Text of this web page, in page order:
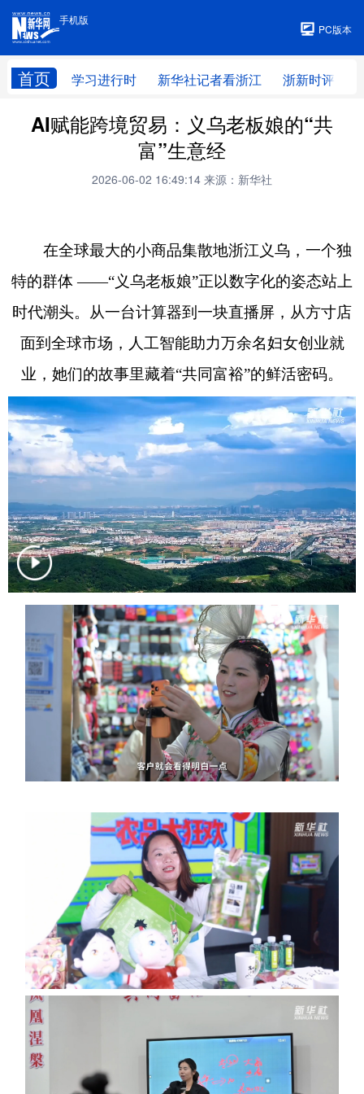
手机版
PC版本
首页 学习进行时 新华社记者看浙江 浙新时评
手机版
AI赋能跨境贸易：义乌老板娘的“共
富”生意经
2026-06-02 16:49:14 来源：新华社
在全球最大的小商品集散地浙江义乌，一个独
特的群体 ——“义乌老板娘”正以数字化的姿态站上
时代潮头。从一台计算器到一块直播屏，从方寸店
面到全球市场，人工智能助力万余名妇女创业就
业，她们的故事里藏着“共同富裕”的鲜活密码。